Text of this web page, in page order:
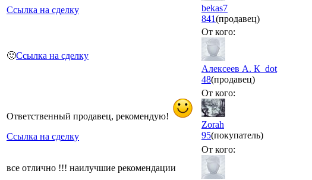
Ссылка на сделку
bekas7
841(продавец)
🙂Ссылка на сделку
От кого:
Алексеев А. К_dot
48(продавец)
Ответственный продавец, рекомендую!
Ссылка на сделку
От кого:
Zorah
95(покупатель)
все отлично !!! наилучшие рекомендации
От кого: